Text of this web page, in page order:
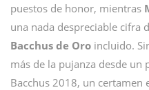
puestos de honor, mientras
una nada despreciable cifra
Bacchus de Oro incluido.
más de la pujanza desde
Bacchus 2018, un certamen